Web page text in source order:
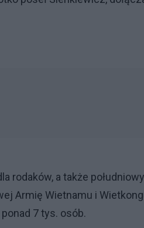
rodaków, a także
Armię Wietnamu i
7 tys. osób.